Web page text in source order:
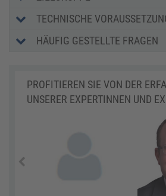
TECHNISCHE
HÄUFIG GESTELLTE FRAGEN
PROFITIEREN SIE VON DER
UNSERER EXPERTINNEN UND